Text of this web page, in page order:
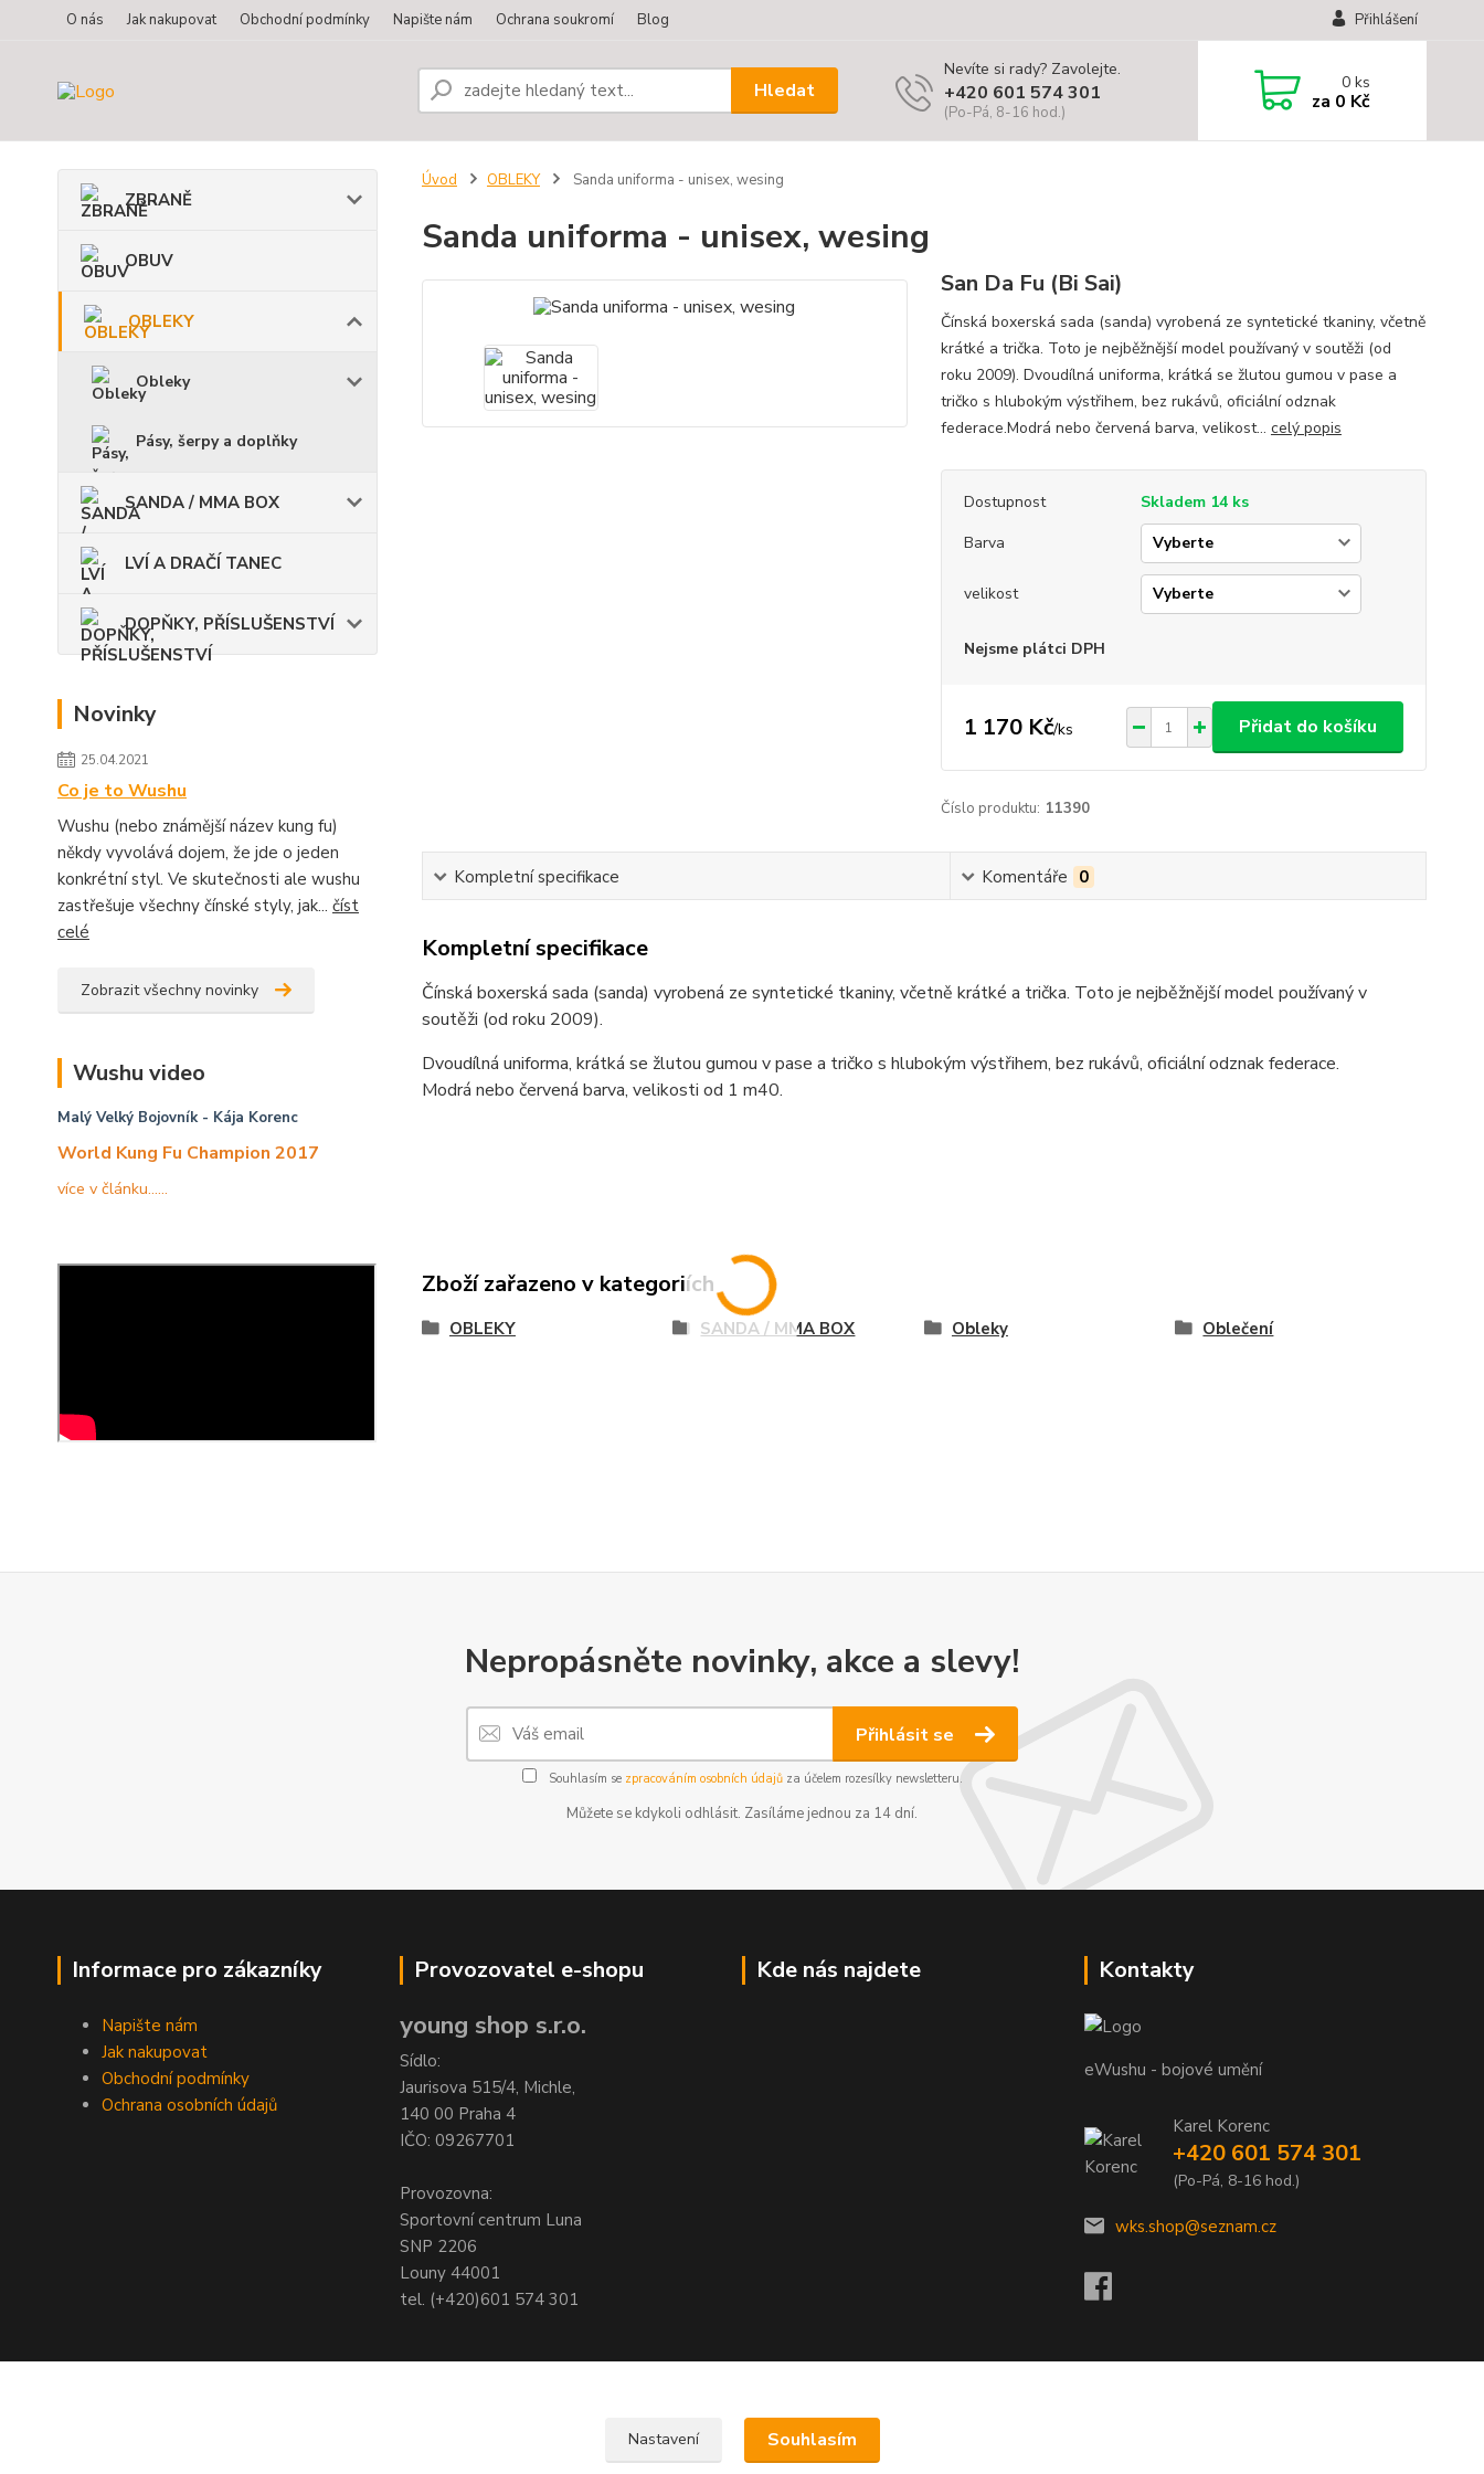
O nás Jak nakupovat Obchodní podmínky Napište nám Ochrana soukromí Blog Přihlášení
Hledat
Nevíte si rady? Zavolejte.
+420 601 574 301
(Po-Pá, 8-16 hod.)
0ks
za 0 Kč
ZBRANĚ
OBUV
OBLEKY
Obleky
Pásy, šerpy a doplňky
SANDA / MMA BOX
LVÍ A DRAČÍ TANEC
DOPŇKY, PŘÍSLUŠENSTVÍ
Novinky
25.04.2021
Co je to Wushu
Wushu (nebo známější název kung fu)
někdy vyvolává dojem, že jde o jeden
konkrétní styl. Ve skutečnosti ale wushu
zastřešuje všechny čínské styly, jak... číst
celé
Zobrazit všechny novinky
Wushu video
Malý Velký Bojovník- Kája Korenc
World Kung Fu Champion 2017
více v článku......
Úvod OBLEKY Sanda uniforma - unisex, wesing
Sanda uniforma - unisex, wesing
San Da Fu (Bi Sai)
Čínská boxerská sada (sanda) vyrobená ze syntetické tkaniny, včetně
krátké a trička. Toto je nejběžnější model používaný v soutěži (od
roku 2009). Dvoudílná uniforma, krátká se žlutou gumou v pase a
tričko s hlubokým výstřihem, bez rukávů, oficiální odznak
federace.Modrá nebo červená barva, velikost... celý popis
Dostupnost
Skladem 14 ks
Barva
velikost
Nejsme plátci DPH
1 170 Kč/ks Přidat do košíku
Číslo produktu: 11390
Kompletní specifikace Komentáře 0
Kompletní specifikace
Čínská boxerská sada (sanda) vyrobená ze syntetické tkaniny, včetně krátké a trička. Toto je nejběžnější model používaný v
soutěži (od roku 2009).
Dvoudílná uniforma, krátká se žlutou gumou v pase a tričko s hlubokým výstřihem, bez rukávů, oficiální odznak federace.
Modrá nebo červená barva, velikosti od 1 m40.
Zboží zařazeno v kategoriích
OBLEKY SANDA / MMA BOX Obleky Oblečení
Nepropásněte novinky, akce a slevy!
Přihlásit se
Souhlasím se zpracováním osobních údajůza účelem rozesílky newsletteru.
Můžete se kdykoli odhlásit. Zasíláme jednou za 14 dní.
Informace pro zákazníky
Napište nám
Jak nakupovat
Obchodní podmínky
Ochrana osobních údajů
Provozovatel e-shopu
young shop s.r.o.
Sídlo:
Jaurisova 515/4, Michle,
140 00 Praha 4
IČO: 09267701
Provozovna:
Sportovní centrum Luna
SNP 2206
Louny 44001
tel. (+420)601 574 301
Kde nás najdete Kontakty
eWushu - bojové umění
Karel Korenc
+420 601 574 301
(Po-Pá, 8-16 hod.)
wks.shop@seznam.cz
Nastavení Souhlasím